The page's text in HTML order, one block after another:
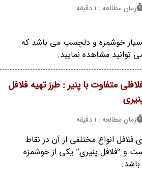
زمان مطالعه : 1 دقیقه
خوشمزه و دلچسپ می باشد که
توانید مشاهده نمایید.
متفاوت با پنیر : طرز تهیه فلافل
زمان مطالعه : 1 دقیقه
فلافل انواع مختلفی از آن در نقاط
و “فلافل پنیری” یکی از خوشمزه